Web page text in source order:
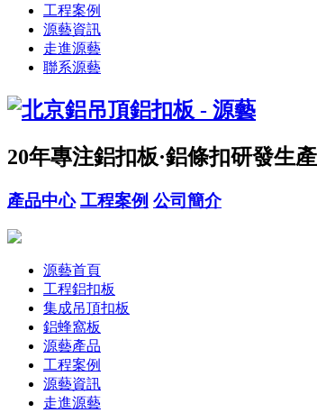
工程案例
源藝資訊
走進源藝
聯系源藝
20年專注鋁扣板·鋁條扣研發生產
產品中心 工程案例 公司簡介
源藝首頁
工程鋁扣板
集成吊頂扣板
鋁蜂窩板
源藝產品
工程案例
源藝資訊
走進源藝